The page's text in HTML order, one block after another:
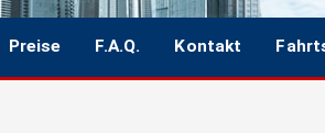
Preise F.A.Q. Kontakt